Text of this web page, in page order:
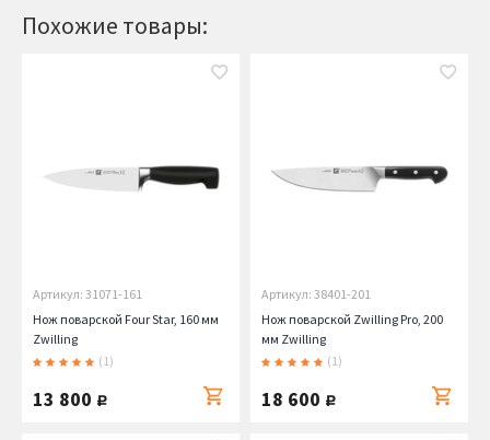
Похожие товары:
Артикул: 31071-161
Нож поварской Four Star, 160 мм
Zwilling
(1)
13 800 руб.
Артикул: 38401-201
Нож поварской Zwilling Pro, 200
мм Zwilling
(1)
18 600 руб.